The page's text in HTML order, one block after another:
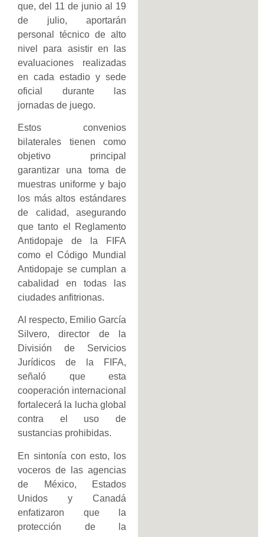
que, del 11 de junio al 19
de julio, aportarán
personal técnico de alto
nivel para asistir en las
evaluaciones realizadas
en cada estadio y sede
oficial durante las
jornadas de juego.
Estos convenios
bilaterales tienen como
objetivo principal
garantizar una toma de
muestras uniforme y bajo
los más altos estándares
de calidad, asegurando
que tanto el Reglamento
Antidopaje de la FIFA
como el Código Mundial
Antidopaje se cumplan a
cabalidad en todas las
ciudades anfitrionas.
Al respecto, Emilio García
Silvero, director de la
División de Servicios
Jurídicos de la FIFA,
señaló que esta
cooperación internacional
fortalecerá la lucha global
contra el uso de
sustancias prohibidas.
En sintonía con esto, los
voceros de las agencias
de México, Estados
Unidos y Canadá
enfatizaron que la
protección de la